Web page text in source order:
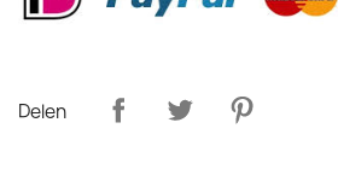
Delen